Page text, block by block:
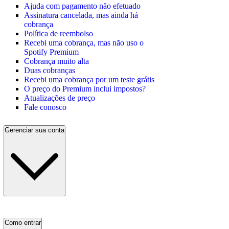
Ajuda com pagamento não efetuado
Assinatura cancelada, mas ainda há
cobrança
Política de reembolso
Recebi uma cobrança, mas não uso o
Spotify Premium
Cobrança muito alta
Duas cobranças
Recebi uma cobrança por um teste grátis
O preço do Premium inclui impostos?
Atualizações de preço
Fale conosco
Gerenciar sua conta
Como entrar